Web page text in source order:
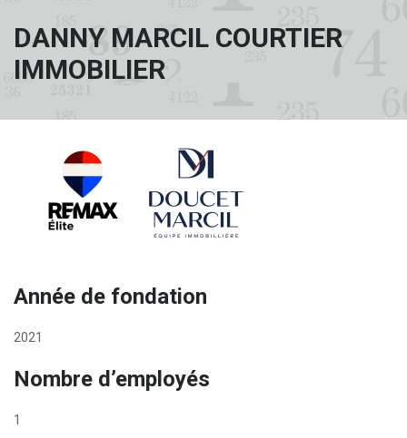
DANNY MARCIL COURTIER
IMMOBILIER
Année de fondation
2021
Nombre d’employés
1